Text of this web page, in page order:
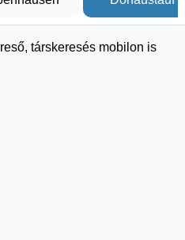
társkeresés mobilon is